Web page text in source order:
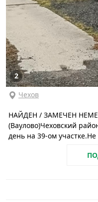
2
Чехов
НАЙДЕН / ЗАМЕЧЕН
(Ваулово)Чеховский
день на 39-ом участке.Не